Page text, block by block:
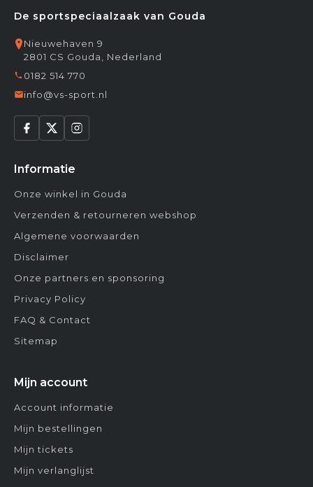
De sportspeciaalzaak van Gouda
Nieuwehaven 9
2801 CS Gouda, Nederland
0182 514 770
info@vs-sport.nl
Informatie
Onze winkel in Gouda
Verzenden & retourneren webshop
Algemene voorwaarden
Disclaimer
Onze partners en sponsoring
Privacy Policy
FAQ & Contact
Sitemap
Mijn account
Account informatie
Mijn bestellingen
Mijn tickets
Mijn verlanglijst